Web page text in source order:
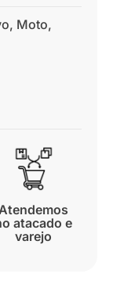
, Moto,
Atendemos
atacado e
varejo